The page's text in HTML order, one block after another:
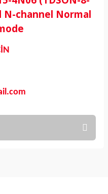
N-channel Normal